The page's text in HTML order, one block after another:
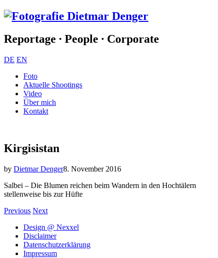
Reportage ∙ People ∙ Corporate
DE EN
Foto
Aktuelle Shootings
Video
Über mich
Kontakt
Kirgisistan
by Dietmar Denger8. November 2016
Salbei – Die Blumen reichen beim Wandern in den Hochtälern
stellenweise bis zur Hüfte
Previous Next
Design @ Nexxel
Disclaimer
Datenschutzerklärung
Impressum